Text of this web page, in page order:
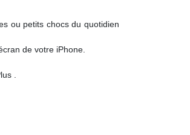
ou petits chocs du quotidien
de votre iPhone.
.